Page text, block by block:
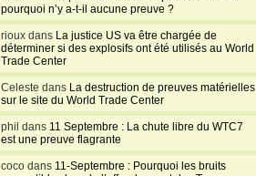
pourquoi n’y a-t-il aucune preuve ?
rioux dans La justice US va être chargée de
déterminer si des explosifs ont été utilisés au World
Trade Center
Celeste dans La destruction de preuves matérielles
sur le site du World Trade Center
phil dans 11 Septembre : La chute libre du WTC7
est une preuve flagrante
coco dans 11-Septembre : Pourquoi les bruits